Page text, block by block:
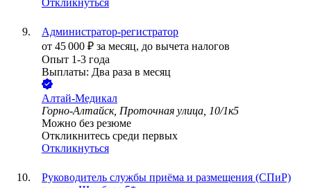
Откликнуться
Администратор-регистратор
от 45 000 ₽ за месяц, до вычета налогов
Опыт 1-3 года
Выплаты: Два раза в месяц
Алтай-Медикал
Горно-Алтайск, Проточная улица, 10/1к5
Можно без резюме
Откликнитесь среди первых
Откликнуться
Руководитель службы приёма и размещения (СПиР)